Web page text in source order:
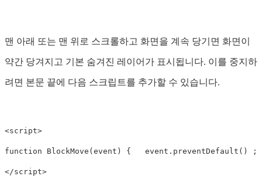
맨 아래 또는 맨 위로 스크롤하고 화면을 계속 당기면 화면이
약간 당겨지고 기본 숨겨진 레이어가 표시됩니다. 이를 중지하
려면 본문 끝에 다음 스크립트를 추가할 수 있습니다.
<script>
function BlockMove (event ) { event . preventDefault () ;
</script>